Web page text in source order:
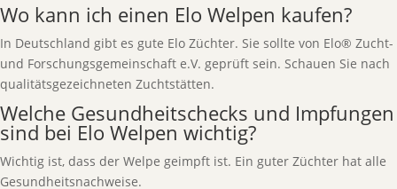
Wo kann ich einen Elo Welpen kaufen?
In Deutschland gibt es gute Elo Züchter. Sie sollte von Elo® Zucht-
und Forschungsgemeinschaft e.V. geprüft sein. Schauen Sie nach
qualitätsgezeichneten Zuchtstätten.
Welche Gesundheitschecks und Impfungen
sind bei Elo Welpen wichtig?
Wichtig ist, dass der Welpe geimpft ist. Ein guter Züchter hat alle
Gesundheitsnachweise.